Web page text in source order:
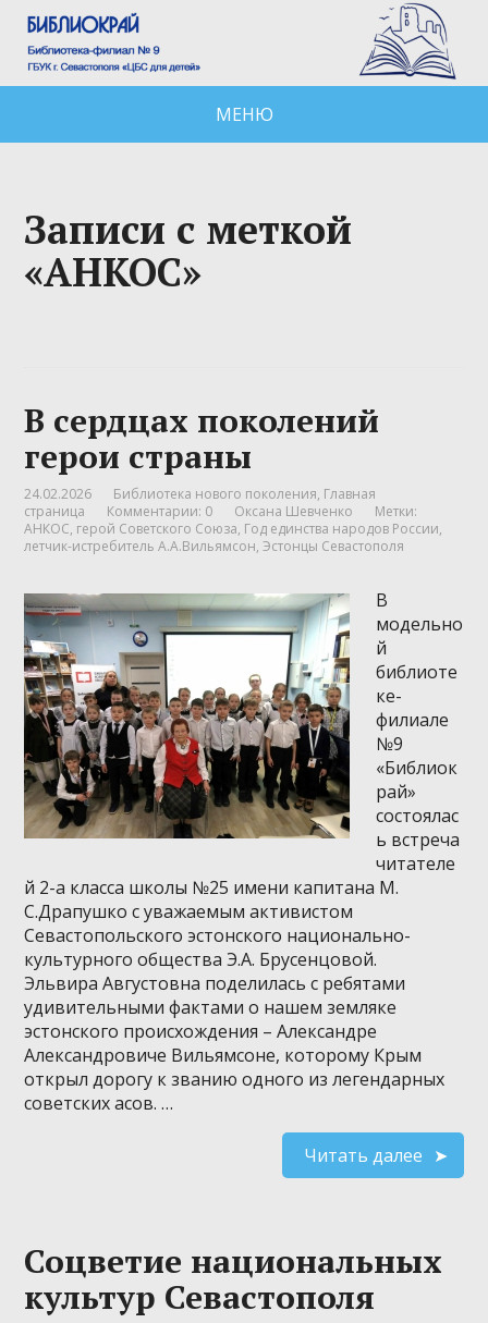
МЕНЮ
Записи с меткой
«АНКОС»
В сердцах поколений
герои страны
24.02.2026 Библиотека нового поколения, Главная
страница
Комментарии: 0 Оксана Шевченко
Метки:
АНКОС, герой Советского Союза, Год единства народов России,
летчик-истребитель А.А.Вильямсон,Эстонцы Севастополя
В
модельно
й
библиоте
ке-
филиале
№9
«Библиок
рай»
состоялас
ь встреча
читателе
й 2-а класса школы №25 имени капитана М.
С.Драпушко с уважаемым активистом
Севастопольского эстонского национально-
культурного общества Э.А. Брусенцовой.
Эльвира Августовна поделилась с ребятами
удивительными фактами о нашем земляке
эстонского происхождения – Александре
Александровиче Вильямсоне, которому Крым
открыл дорогу к званию одного из легендарных
советских асов. …
Читать далее
Соцветие национальных
культур Севастополя